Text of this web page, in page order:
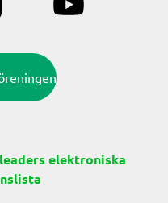
elektroniska